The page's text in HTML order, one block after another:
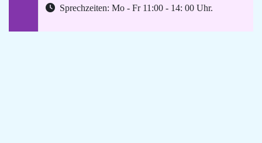
Sprechzeiten: Mo - Fr 11:00 - 14: 00 Uhr.